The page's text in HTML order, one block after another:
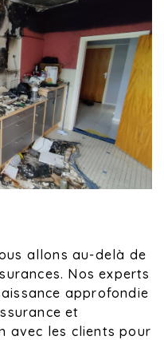
allons au-delà de
Nos experts
approfondie
et
avec les clients pour